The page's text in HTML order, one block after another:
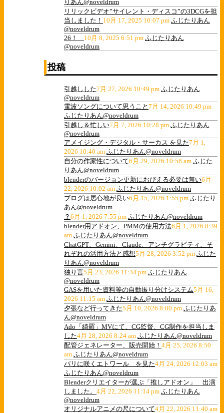
りあん@noveldrum
リリックビデオ”サイレント・ディスコ”の3DCGを担
当しました！ 10月 17, 2025 10:07 pm ふじたりあん
@noveldrum
26！ 10月 8, 2025 6:51 pm ふじたりあん
@noveldrum
投稿
引越しした7月 27, 2026 10:49 pm ふじたりあん
@noveldrum
電波ソングについて思うこと 7月 14, 2026 10:49 pm
ふじたりあん@noveldrum
引越し＆忙しい7月 7, 2026 10:28 pm ふじたりあん
@noveldrum
アメイジング・デジタル・サーカス を見た7月 1,
2026 10:40 am ふじたりあん@noveldrum
自分の作家性について6月 29, 2026 10:58 am ふじた
りあん@noveldrum
blenderのバージョン更新におびえる必要は無い6月
22, 2026 10:02 am ふじたりあん@noveldrum
ブログは居心地が良い6月 15, 2026 1:55 pm ふじたり
あん@noveldrum
？ 6月 1, 2026 7:55 pm ふじたりあん@noveldrum
blender用アドオン、PMMの使用方法6月 1, 2026 8:39
am ふじたりあん@noveldrum
ChatGPT、Gemini、Claude、アンチグラビティ、そ
れぞれの活用方法と感想5月 28, 2026 3:52 pm ふじた
りあん@noveldrum
独り言5月 23, 2026 11:34 pm ふじたりあん
@noveldrum
GASを用いた資料等の自動振り分けシステム5月 16,
2026 11:15 am ふじたりあん@noveldrum
夕張など行ってきた5月 10, 2026 8:00 pm ふじたりあ
ん@noveldrum
Ado「綺羅」MVにて、CG監督、CG制作を担当しま
した4月 28, 2026 8:24 am ふじたりあん@noveldrum
配管ジェネレーター、販売開始！ 4月 25, 2026 8:50
am ふじたりあん@noveldrum
パリに咲くエトワール を見た4月 24, 2026 12:03 am
ふじたりあん@noveldrum
Blenderクリエイターが選ぶ「推しアドオン」 出演
しました。 4月 22, 2026 11:14 pm ふじたりあん
@noveldrum
オリジナルアニメの尺について4月 22, 2026 11:40 am